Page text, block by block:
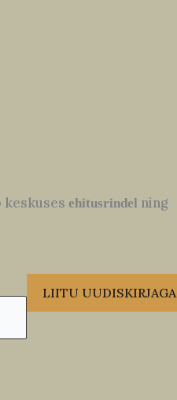
keskuses ehitusrindel ning
LIITU UUDISKIRJAGA